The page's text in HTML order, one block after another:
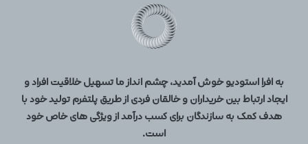
به افرا استودیو خوش آمدید، چشم انداز ما تسهیل خلاقیت افراد و
ایجاد ارتباط بین خریداران و خالقان فردی از طریق پلتفرم تولید خود با
هدف کمک به سازندگان برای کسب درآمد از ویژگی های خاص خود
است.